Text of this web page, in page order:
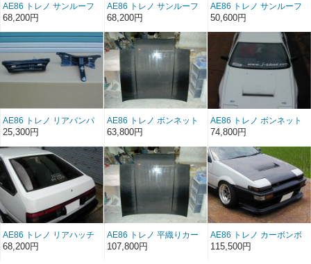
AE86 トレノ サンルーフ
（カーボン綾織り）
68,200円
AE86 トレノ サンルーフ
（カーボン平織り）
68,200円
AE86 トレノ サンルーフ
（FRP）
50,600円
AE86 トレノ リアバンパ
ーステーFRP（左右セッ
25,300円
AE86 トレノ ボンネット
Type1 FRP（前/後期）
63,800円
AE86 トレノ ボンネット
Type2 FRP（前/後期）
74,800円
AE86 トレノ リアハッチ
ストリートFRP（3ドア）
68,200円
AE86 トレノ 平織りカー
ボンボンネット
107,800円
AE86 トレノ カーボンボ
ンネットType2 （前/後
115,500円